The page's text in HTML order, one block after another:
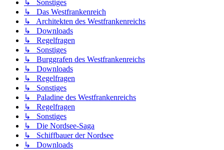
↳ Sonstiges
↳ Das Westfrankenreich
↳ Architekten des Westfrankenreichs
↳ Downloads
↳ Regelfragen
↳ Sonstiges
↳ Burggrafen des Westfrankenreichs
↳ Downloads
↳ Regelfragen
↳ Sonstiges
↳ Paladine des Westfrankenreichs
↳ Regelfragen
↳ Sonstiges
↳ Die Nordsee-Saga
↳ Schiffbauer der Nordsee
↳ Downloads